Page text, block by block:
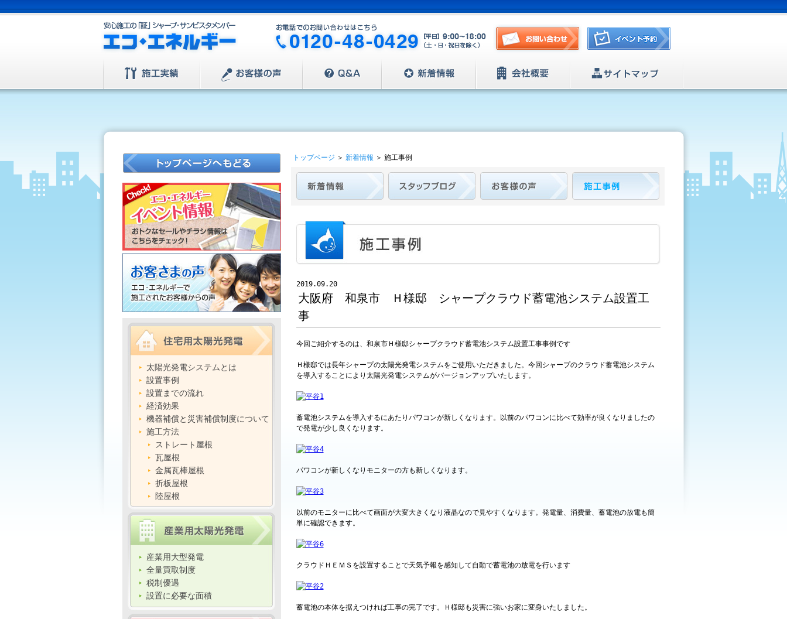
太陽光発電システムとは
設置事例
設置までの流れ
経済効果
機器補償と災害補償制度について
施工方法
ストレート屋根
瓦屋根
金属瓦棒屋根
折板屋根
陸屋根
産業用大型発電
全量買取制度
税制優遇
設置に必要な面積
トップページ ＞ 新着情報 ＞ 施工事例
2019.09.20
大阪府 和泉市 Ｈ様邸 シャープクラウド蓄電池システム設置工
事
今回ご紹介するのは、和泉市Ｈ様邸シャープクラウド蓄電池システム設置工事事例です
Ｈ様邸では長年シャープの太陽光発電システムをご使用いただきました。今回シャープのクラウド蓄電池システム
を導入することにより太陽光発電システムがバージョンアップいたします。
蓄電池システムを導入するにあたりパワコンが新しくなります。以前のパワコンに比べて効率が良くなりましたの
で発電が少し良くなります。
パワコンが新しくなりモニターの方も新しくなります。
以前のモニターに比べて画面が大変大きくなり液晶なので見やすくなります。発電量、消費量、蓄電池の放電も簡
単に確認できます。
クラウドＨＥＭＳを設置することで天気予報を感知して自動で蓄電池の放電を行います
蓄電池の本体を据えつければ工事の完了です。Ｈ様邸も災害に強いお家に変身いたしました。